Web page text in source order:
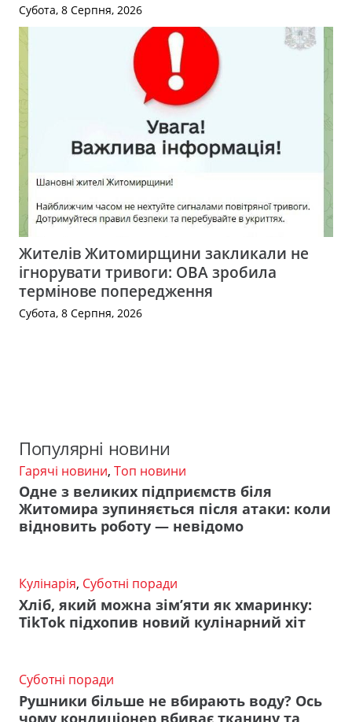
Субота, 8 Серпня, 2026
Жителів Житомирщини закликали не
ігнорувати тривоги: ОВА зробила
термінове попередження
Субота, 8 Серпня, 2026
Популярні новини
Гарячі новини, Топ новини
Одне з великих підприємств біля
Житомира зупиняється після атаки: коли
відновить роботу — невідомо
Кулінарія, Суботні поради
Хліб, який можна зім’яти як хмаринку:
TikTok підхопив новий кулінарний хіт
Суботні поради
Рушники більше не вбирають воду? Ось
чому кондиціонер вбиває тканину та